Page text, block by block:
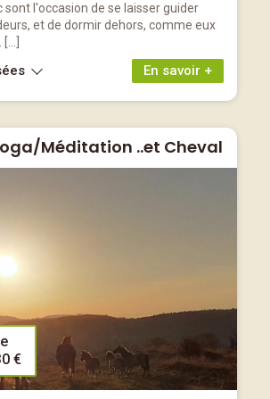
sont l'occasion de se laisser guider
et de dormir dehors, comme eux
En savoir +
Méditation ..et Cheval
€